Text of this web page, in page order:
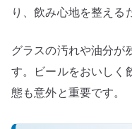
り、飲み心地を整える
グラスの汚れや油分が
す。ビールをおいしく
態も意外と重要です。